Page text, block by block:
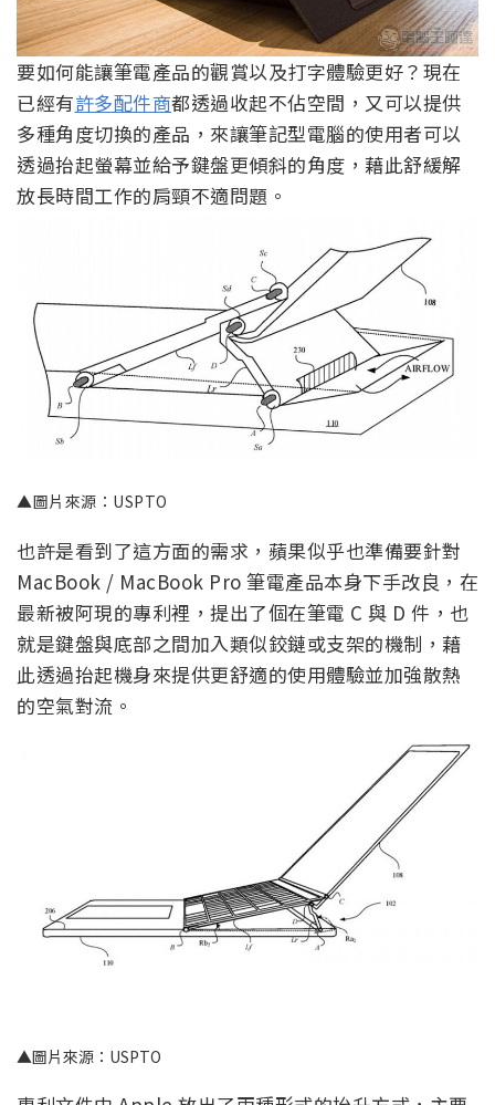
要如何能讓筆電產品的觀賞以及打字體驗更好？現在
已經有許多配件商都透過收起不佔空間，又可以提供
多種角度切換的產品，來讓筆記型電腦的使用者可以
透過抬起螢幕並給予鍵盤更傾斜的角度，藉此舒緩解
放長時間工作的肩頸不適問題。
▲圖片來源：USPTO
也許是看到了這方面的需求，蘋果似乎也準備要針對
MacBook / MacBook Pro 筆電產品本身下手改良，在
最新被阿現的專利裡，提出了個在筆電 C 與 D 件，也
就是鍵盤與底部之間加入類似鉸鏈或支架的機制，藉
此透過抬起機身來提供更舒適的使用體驗並加強散熱
的空氣對流。
▲圖片來源：USPTO